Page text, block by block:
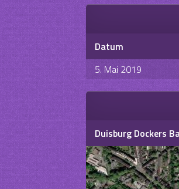
Datum
5. Mai 2019
Duisburg Dockers